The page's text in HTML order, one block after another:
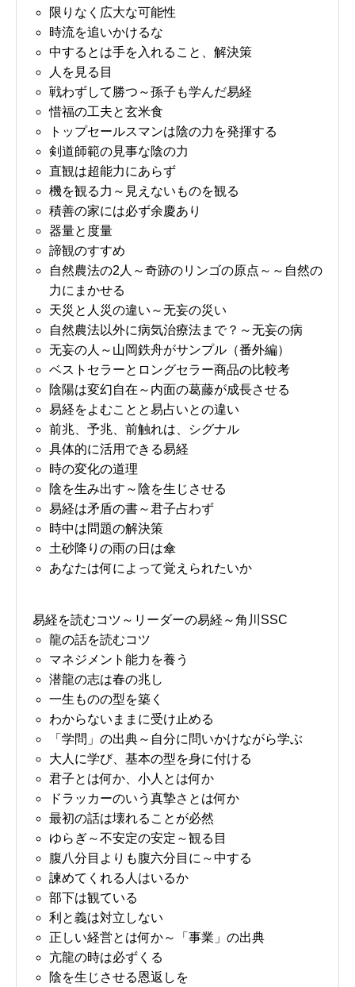
限りなく広大な可能性
時流を追いかけるな
中するとは手を入れること、解決策
人を見る目
戦わずして勝つ～孫子も学んだ易経
惜福の工夫と玄米食
トップセールスマンは陰の力を発揮する
剣道師範の見事な陰の力
直観は超能力にあらず
機を観る力～見えないものを観る
積善の家には必ず余慶あり
器量と度量
諦観のすすめ
自然農法の2人～奇跡のリンゴの原点～～自然の
力にまかせる
天災と人災の違い～无妄の災い
自然農法以外に病気治療法まで？～无妄の病
无妄の人～山岡鉄舟がサンプル（番外編）
ベストセラーとロングセラー商品の比較考
陰陽は変幻自在～内面の葛藤が成長させる
易経をよむことと易占いとの違い
前兆、予兆、前触れは、シグナル
具体的に活用できる易経
時の変化の道理
陰を生み出す～陰を生じさせる
易経は矛盾の書～君子占わず
時中は問題の解決策
土砂降りの雨の日は傘
あなたは何によって覚えられたいか
易経を読むコツ～リーダーの易経～角川SSC
龍の話を読むコツ
マネジメント能力を養う
潜龍の志は春の兆し
一生ものの型を築く
わからないままに受け止める
「学問」の出典～自分に問いかけながら学ぶ
大人に学び、基本の型を身に付ける
君子とは何か、小人とは何か
ドラッカーのいう真摯さとは何か
最初の話は壊れることが必然
ゆらぎ～不安定の安定～観る目
腹八分目よりも腹六分目に～中する
諫めてくれる人はいるか
部下は観ている
利と義は対立しない
正しい経営とは何か～「事業」の出典
亢龍の時は必ずくる
陰を生じさせる恩返しを